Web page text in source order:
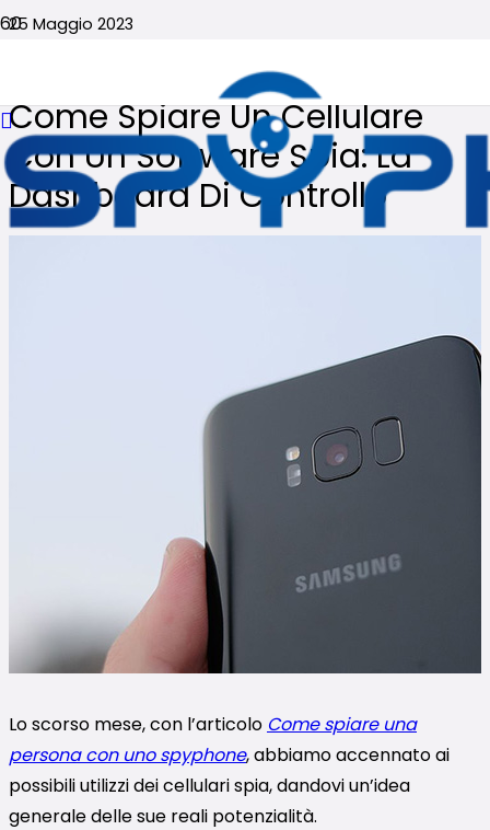
25 Maggio 2023
Come Spiare Un Cellulare
Con Un Software Spia: La
Dashboard Di Controllo
Lo scorso mese, con l’articolo Come spiare una
persona con uno spyphone, abbiamo accennato ai
possibili utilizzi dei cellulari spia, dandovi un’idea
generale delle sue reali potenzialità.